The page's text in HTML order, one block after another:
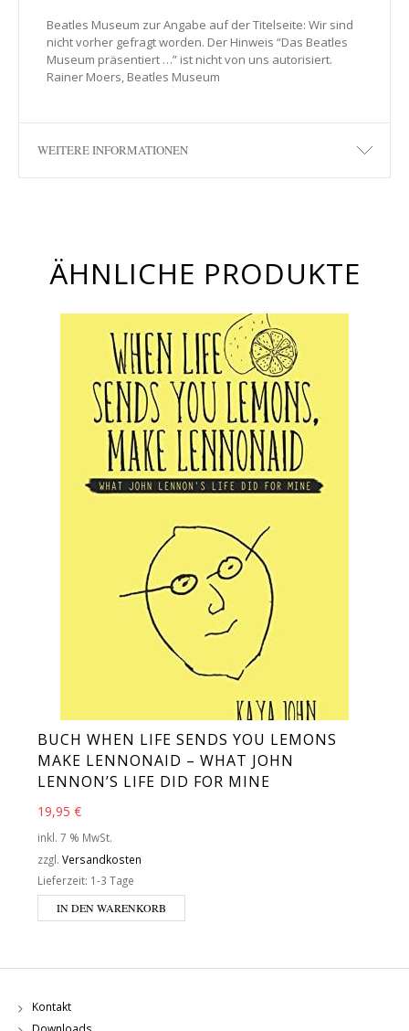
Beatles Museum zur Angabe auf der Titelseite: Wir sind
nicht vorher gefragt worden. Der Hinweis “Das Beatles
Museum präsentiert …” ist nicht von uns autorisiert.
Rainer Moers, Beatles Museum
WEITERE INFORMATIONEN
ÄHNLICHE PRODUKTE
BUCH WHEN LIFE SENDS YOU LEMONS
MAKE LENNONAID – WHAT JOHN
LENNON’S LIFE DID FOR MINE
19,95 €
inkl. 7 % MwSt.
zzgl. Versandkosten
Lieferzeit: 1-3 Tage
IN DEN WARENKORB
Kontakt